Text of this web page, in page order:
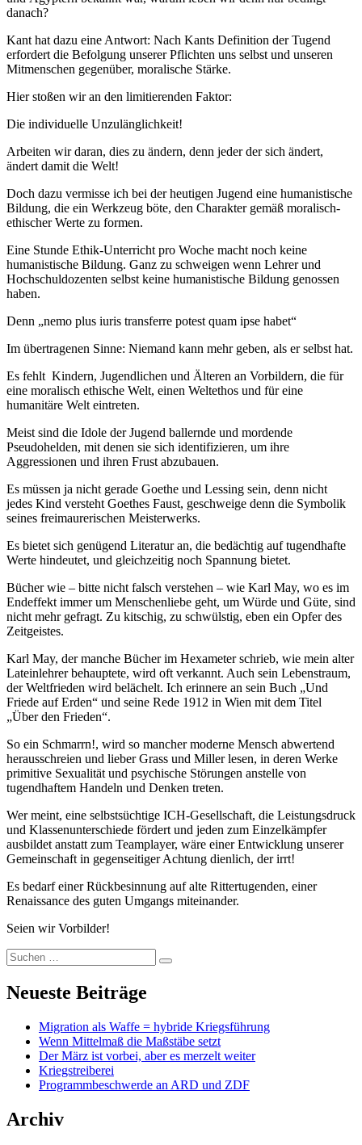
danach?
Kant hat dazu eine Antwort: Nach Kants Definition der Tugend
erfordert die Befolgung unserer Pflichten uns selbst und unseren
Mitmenschen gegenüber, moralische Stärke.
Hier stoßen wir an den limitierenden Faktor:
Die individuelle Unzulänglichkeit!
Arbeiten wir daran, dies zu ändern, denn jeder der sich ändert,
ändert damit die Welt!
Doch dazu vermisse ich bei der heutigen Jugend eine humanistische
Bildung, die ein Werkzeug böte, den Charakter gemäß moralisch-
ethischer Werte zu formen.
Eine Stunde Ethik-Unterricht pro Woche macht noch keine
humanistische Bildung. Ganz zu schweigen wenn Lehrer und
Hochschuldozenten selbst keine humanistische Bildung genossen
haben.
Denn „nemo plus iuris transferre potest quam ipse habet“
Im übertragenen Sinne: Niemand kann mehr geben, als er selbst hat.
Es fehlt Kindern, Jugendlichen und Älteren an Vorbildern, die für
eine moralisch ethische Welt, einen Weltethos und für eine
humanitäre Welt eintreten.
Meist sind die Idole der Jugend ballernde und mordende
Pseudohelden, mit denen sie sich identifizieren, um ihre
Aggressionen und ihren Frust abzubauen.
Es müssen ja nicht gerade Goethe und Lessing sein, denn nicht
jedes Kind versteht Goethes Faust, geschweige denn die Symbolik
seines freimaurerischen Meisterwerks.
Es bietet sich genügend Literatur an, die bedächtig auf tugendhafte
Werte hindeutet, und gleichzeitig noch Spannung bietet.
Bücher wie – bitte nicht falsch verstehen – wie Karl May, wo es im
Endeffekt immer um Menschenliebe geht, um Würde und Güte, sind
nicht mehr gefragt. Zu kitschig, zu schwülstig, eben ein Opfer des
Zeitgeistes.
Karl May, der manche Bücher im Hexameter schrieb, wie mein alter
Lateinlehrer behauptete, wird oft verkannt. Auch sein Lebenstraum,
der Weltfrieden wird belächelt. Ich erinnere an sein Buch „Und
Friede auf Erden“ und seine Rede 1912 in Wien mit dem Titel
„Über den Frieden“.
So ein Schmarrn!, wird so mancher moderne Mensch abwertend
herausschreien und lieber Grass und Miller lesen, in deren Werke
primitive Sexualität und psychische Störungen anstelle von
tugendhaftem Handeln und Denken treten.
Wer meint, eine selbstsüchtige ICH-Gesellschaft, die Leistungsdruck
und Klassenunterschiede fördert und jeden zum Einzelkämpfer
ausbildet anstatt zum Teamplayer, wäre einer Entwicklung unserer
Gemeinschaft in gegenseitiger Achtung dienlich, der irrt!
Es bedarf einer Rückbesinnung auf alte Rittertugenden, einer
Renaissance des guten Umgangs miteinander.
Seien wir Vorbilder!
Suchen
nach:
Suchen
Neueste Beiträge
Migration als Waffe = hybride Kriegsführung
Wenn Mittelmaß die Maßstäbe setzt
Der März ist vorbei, aber es merzelt weiter
Kriegstreiberei
Programmbeschwerde an ARD und ZDF
Archiv